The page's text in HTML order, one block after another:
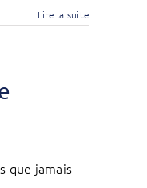
Lire la suite
que jamais